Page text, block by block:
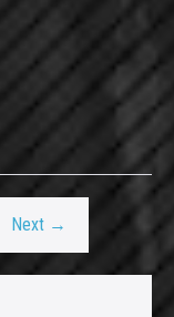
Next →